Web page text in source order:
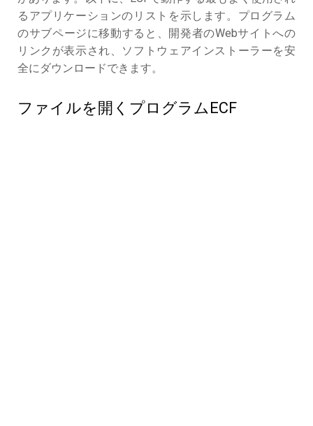
るアプリケーションのリストを示します。プログラム
のサブページに移動すると、開発者のWebサイトへの
リンクが表示され、ソフトウェアインストーラーを安
全にダウンロードできます。
ファイルを開くプログラムECF